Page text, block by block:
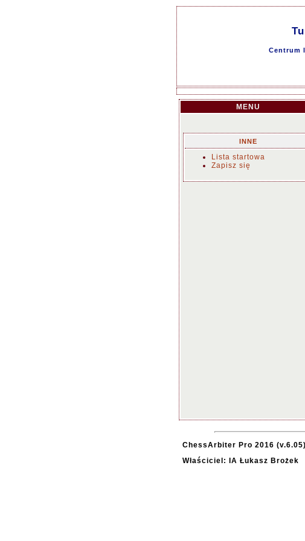
Centrum
MENU
INNE
Lista startowa
Zapisz się
ChessArbiter Pro 2016
Właściciel: IA Łukasz Brożek